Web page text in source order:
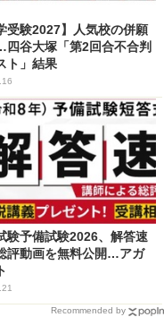
受験2027】人気校の併願
谷大塚「第2回合不合判
ト」結果
験予備試験2026、解答速
評動画を無料公開…アガ
Recommended by